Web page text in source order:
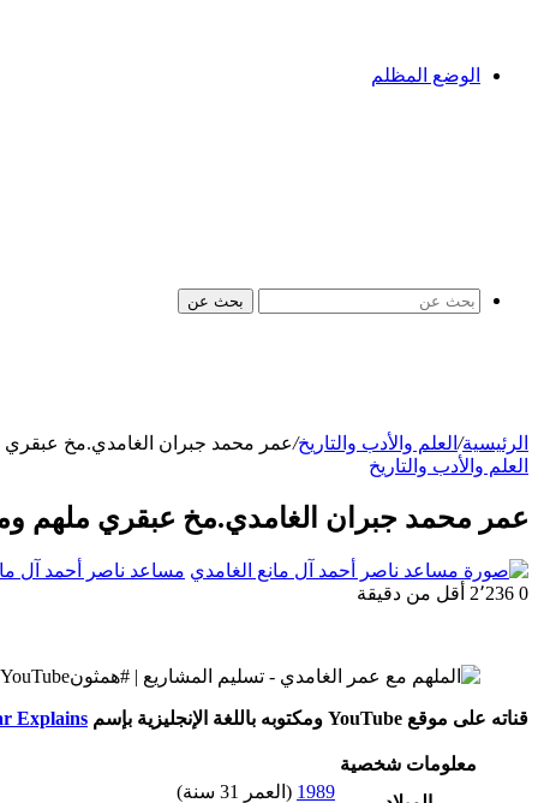
الوضع المظلم
بحث عن
الرئيسية/ العلم والأدب والتاريخ/عمر محمد جبران الغامدي.مخ
العلم والأدب والتاريخ
عمر محمد جبران الغامدي.مخ عبقري ملهم
مساعد ناصر أحمد آل
0
أقل من دقيقة
قناته على موقع YouTube ومكتوبه باللغة الإنجليزية بإسم Explains
معلومات شخصية
1989 (العمر 31 سنة)